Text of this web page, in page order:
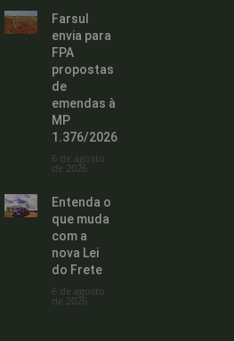
Farsul
envia para
FPA
propostas
de
emendas à
MP
1.376/2026
6 de agosto
de 2026
Entenda o
que muda
com a
nova Lei
do Frete
6 de agosto
de 2026